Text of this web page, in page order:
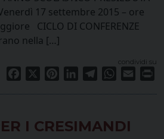
17 settembre 2015 – ore
CICLO DI CONFERENZE
nella […]
condividi su
Facebook PinterestLinkedInTelegramWhatsApp
Email
I CRESIMANDI